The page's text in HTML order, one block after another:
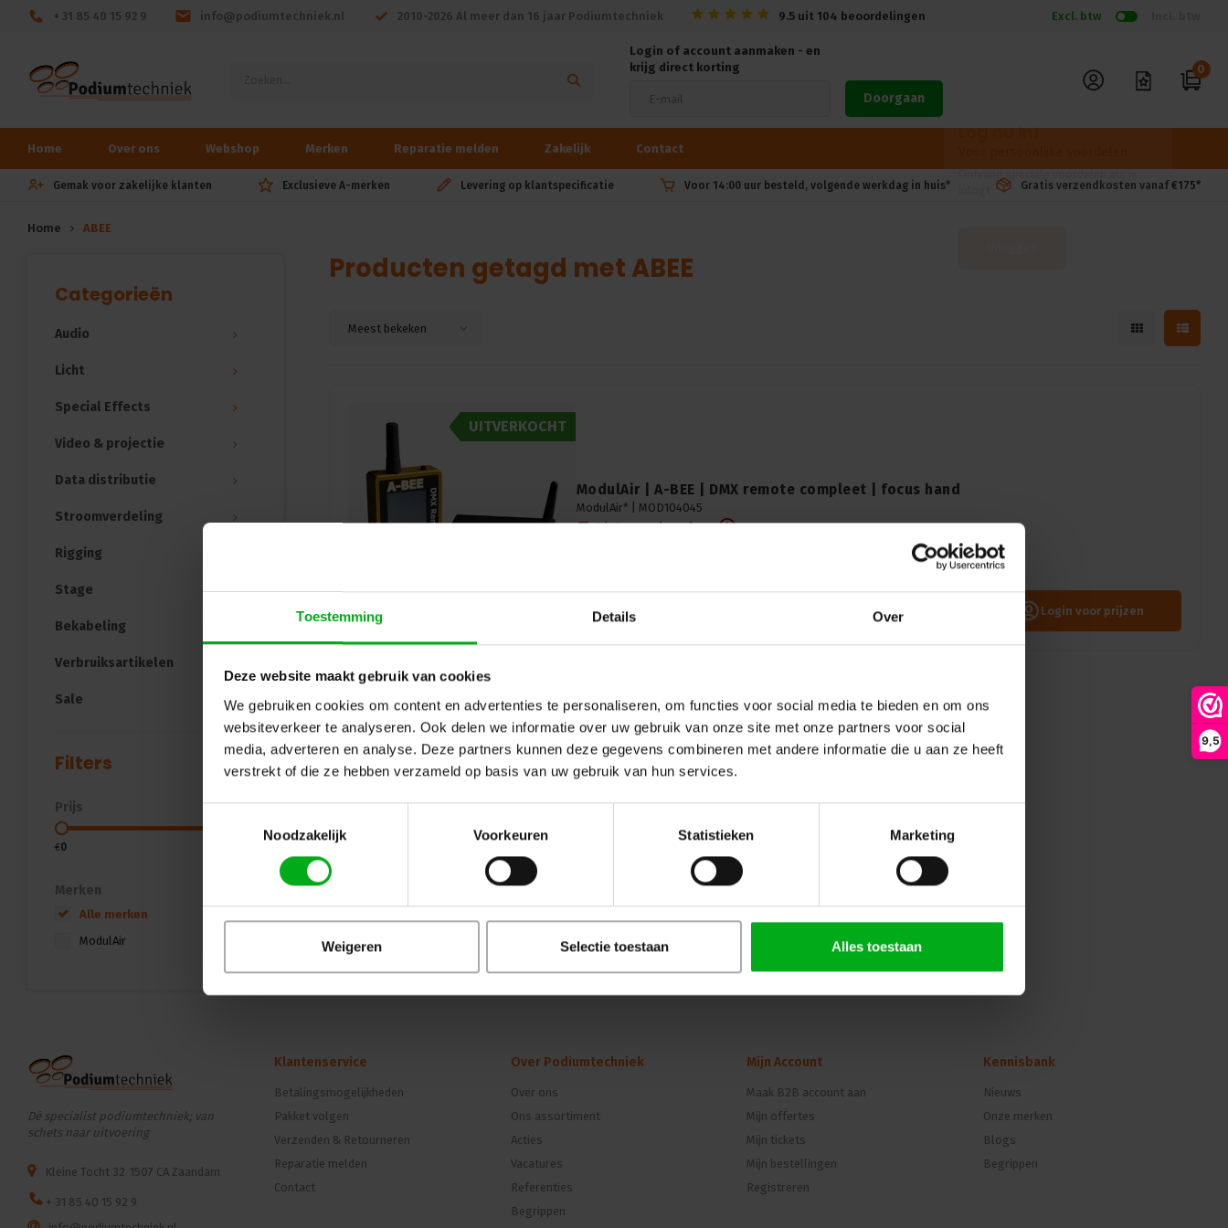
Toestemming Details Over
Deze website maakt gebruik van cookies
We gebruiken cookies om content en advertenties te personaliseren, om functies voor social media te bieden en om ons
websiteverkeer te analyseren. Ook delen we informatie over uw gebruik van onze site met onze partners voor social
media, adverteren en analyse. Deze partners kunnen deze gegevens combineren met andere informatie die u aan ze heeft
verstrekt of die ze hebben verzameld op basis van uw gebruik van hun services.
Noodzakelijk
Voorkeuren Statistieken Marketing
Weigeren Selectie toestaan Alles toestaan
9,5
+ 31 85 40 15 92 9 info@podiumtechniek.nl 2010-2026 Al meer dan 16 jaar Podiumtechniek 9.5 uit 104 beoordelingen Excl. btw
Login of account aanmaken - en
krijg direct korting
Doorgaan
0
Home Over ons Webshop Merken Reparatie melden Zakelijk Contact
Gemak voor zakelijke klanten Exclusieve A-merken Levering op klantspecificatie Voor 14:00 uur besteld, volgende werkdag in huis* Gratis verzendkosten vanaf €175*
Home ABEE
Categorieën
Audio
Licht
Special Effects
Video & projectie
Data distributie
Stroomverdeling
Rigging
Stage
Bekabeling
Verbruiksartikelen
Sale
Filters
Prijs
€0
Merken
Alle merken
ModulAir
Producten getagd met ABEE
Meest bekeken
UITVERKOCHT
ModulAir | A-BEE | DMX remote compleet | focus hand
ModulAir* | MOD104045
Niet meer leverbaar
Login voor prijzen
Dé specialist podiumtechniek; van
schets naar uitvoering
Kleine Tocht 32 1507 CA Zaandam
+ 31 85 40 15 92 9
Klantenservice
Betalingsmogelijkheden
Pakket volgen
Verzenden & Retourneren
Reparatie melden
Contact
Over Podiumtechniek
Over ons
Ons assortiment
Acties
Vacatures
Referenties
Begrippen
Mijn Account
Maak B2B account aan
Mijn offertes
Mijn tickets
Mijn bestellingen
Registreren
Kennisbank
Nieuws
Onze merken
Blogs
Begrippen